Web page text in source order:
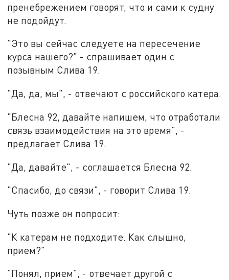
пренебрежением говорят, что и сами к судну
не подойдут.
"Это вы сейчас следуете на пересечение
курса нашего?" - спрашивает один с
позывным Слива 19.
"Да, да, мы", - отвечают с российского катера.
"Блесна 92, давайте напишем, что отработали
связь взаимодействия на это время", -
предлагает Слива 19.
"Да, давайте", - соглашается Блесна 92.
"Спасибо, до связи", - говорит Слива 19.
Чуть позже он попросит:
"К катерам не подходите. Как слышно,
прием?"
"Понял, прием", - отвечает другой с